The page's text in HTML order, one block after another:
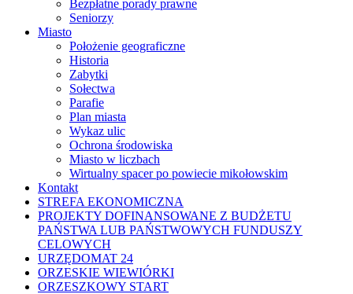
Bezpłatne porady prawne
Seniorzy
Miasto
Położenie geograficzne
Historia
Zabytki
Sołectwa
Parafie
Plan miasta
Wykaz ulic
Ochrona środowiska
Miasto w liczbach
Wirtualny spacer po powiecie mikołowskim
Kontakt
STREFA EKONOMICZNA
PROJEKTY DOFINANSOWANE Z BUDŻETU
PAŃSTWA LUB PAŃSTWOWYCH FUNDUSZY
CELOWYCH
URZĘDOMAT 24
ORZESKIE WIEWIÓRKI
ORZESZKOWY START